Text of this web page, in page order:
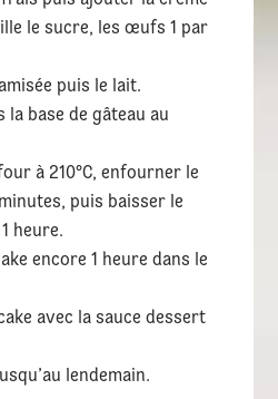
le sucre, les œufs 1 par
puis le lait.
la base de gâteau au
à 210°C, enfourner le
puis baisser le
heure.
encore 1 heure dans le
avec la sauce dessert
lendemain.